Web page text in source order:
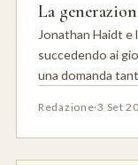
La
Jonathan Haidt e
succedendo ai
una domanda
Redazione·3 Set